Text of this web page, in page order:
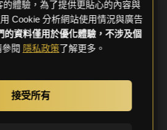
客變一點也不
體驗，為了提供更貼心的內容與
Cookie 分析網站使用情況與廣告
的資料僅用於優化體驗，不涉及個
閱 隱私政策了解更多。
接受所有